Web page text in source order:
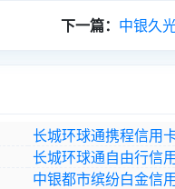
下一篇： 中银久
长城环球通携程信用
长城环球通自由行信
中银都市缤纷白金信